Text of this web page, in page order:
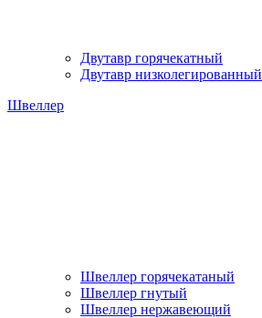
Двутавр горячекатный
Двутавр низколегированный
Швеллер
Швеллер горячекатаный
Швеллер гнутый
Швеллер нержавеющий